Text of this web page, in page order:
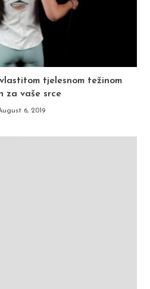
tjelesnom težinom
za vaše srce
6, 2019